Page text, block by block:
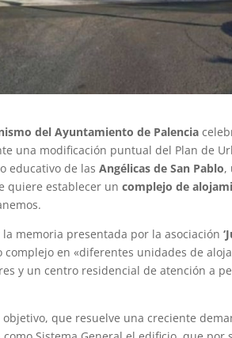
del Ayuntamiento de Palencia
una modificación puntual del Plan de
educativo de lasAngélicas de San Pablo,
quiere establecer uncomplejo de
la memoria presentada por la asociación
en «diferentes unidades de
y un centro residencial de atención a
que resuelve una creciente